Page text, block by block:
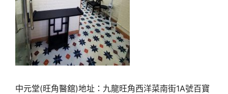
中元堂(旺角醫舘)地址：九龍旺角西洋菜南街1A號百寶